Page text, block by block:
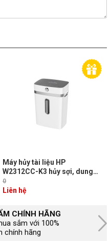
Máy hủy tài liệu HP
W2312CC-K3 hủy sợi, dung
tích 23 lít, công suất hủy 12
tờ, độ ồn 65dB
0
Liên hệ
CHÍNH HÃNG
sắm với 100%
chính hãng